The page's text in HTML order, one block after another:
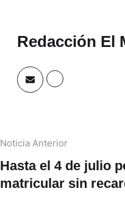
Redacción El
Noticia Anterior
Hasta el 4 de julio
matricular sin